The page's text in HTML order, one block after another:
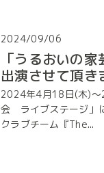
2024/09/06
「うるおいの
出演させて頂き
2024年4月18日(木)～
会 ライブステージ」
クラブチーム『The...